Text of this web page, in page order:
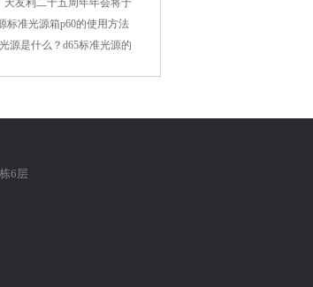
天友利二十五周年年会将于
26日举行
标准光源箱p60的使用方法
源是什么？d65标准光源的
6层